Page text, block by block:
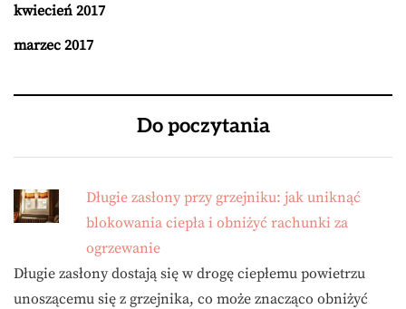
kwiecień 2017
marzec 2017
Do poczytania
Długie zasłony przy grzejniku: jak uniknąć
blokowania ciepła i obniżyć rachunki za
ogrzewanie
Długie zasłony dostają się w drogę ciepłemu powietrzu
unoszącemu się z grzejnika, co może znacząco obniżyć